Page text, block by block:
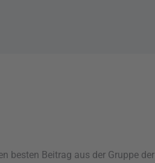
besten Beitrag aus der Gruppe der